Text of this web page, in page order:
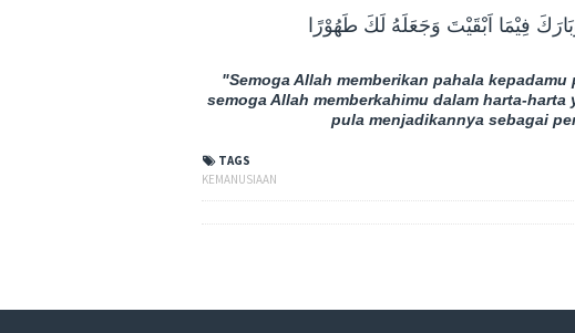
فِيْمَا اَبْقَيْتَ وَجَعَلَهُ لَكَ طَهُوْرًا
"Semoga Allah memberikan pahala
semoga Allah memberkahimu dalam harta-
pula menjadikannya sebagai
TAGS
KEMANUSIAAN